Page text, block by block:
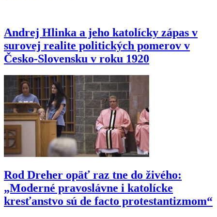
Andrej Hlinka a jeho katolícky zápas v
surovej realite politických pomerov v
Česko-Slovensku v roku 1920
Rod Dreher opäť raz tne do živého:
„Moderné pravoslávne i katolícke
kresťanstvo sú de facto protestantizmom“